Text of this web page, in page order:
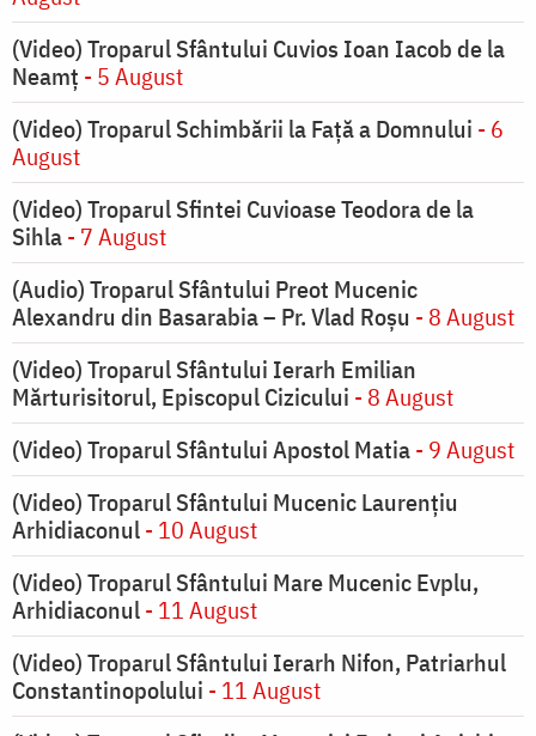
(Video) Troparul Sfântului Cuvios Ioan Iacob de la
Neamț - 5 August
(Video) Troparul Schimbării la Față a Domnului - 6
August
(Video) Troparul Sfintei Cuvioase Teodora de la
Sihla- 7 August
(Audio) Troparul Sfântului Preot Mucenic
Alexandru din Basarabia – Pr. Vlad Roșu - 8 August
(Video) Troparul Sfântului Ierarh Emilian
Mărturisitorul, Episcopul Cizicului - 8 August
(Video) Troparul Sfântului Apostol Matia- 9 August
(Video) Troparul Sfântului Mucenic Laurențiu
Arhidiaconul- 10 August
(Video) Troparul Sfântului Mare Mucenic Evplu,
Arhidiaconul- 11 August
(Video) Troparul Sfântului Ierarh Nifon, Patriarhul
Constantinopolului - 11 August